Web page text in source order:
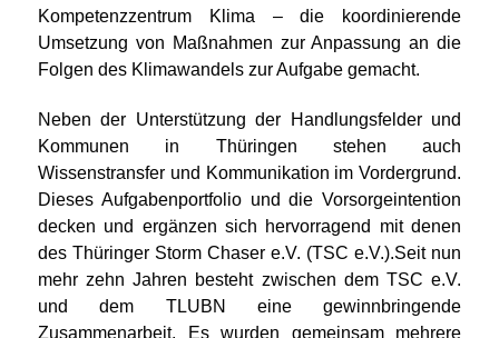
Kompetenzzentrum Klima – die koordinierende
Umsetzung von Maßnahmen zur Anpassung an die
Folgen des Klimawandels zur Aufgabe gemacht.
Neben der Unterstützung der Handlungsfelder und
Kommunen in Thüringen stehen auch
Wissenstransfer und Kommunikation im Vordergrund.
Dieses Aufgabenportfolio und die Vorsorgeintention
decken und ergänzen sich hervorragend mit denen
des Thüringer Storm Chaser e.V. (TSC e.V.).Seit nun
mehr zehn Jahren besteht zwischen dem TSC e.V.
und dem TLUBN eine gewinnbringende
Zusammenarbeit. Es wurden gemeinsam mehrere